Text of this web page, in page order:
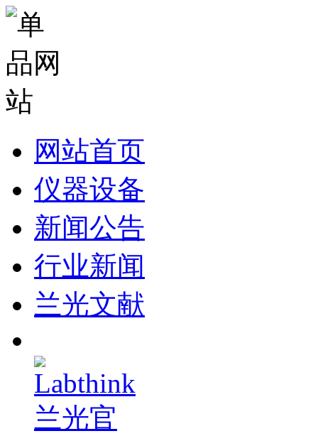
网站首页
仪器设备
新闻公告
行业新闻
兰光文献